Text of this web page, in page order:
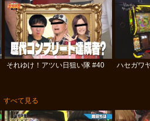
それゆけ！アツい日狙い隊 #40 ハセガワ
すべて見る